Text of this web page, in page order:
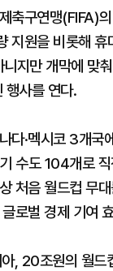
축구연맹(FIFA)
원을 비롯해
지만 개막에 맞
행사를 연다.
다·멕시코 3개
수도 104개로
처음 월드컵 무
로벌 경제 기
, 20조원의 월드